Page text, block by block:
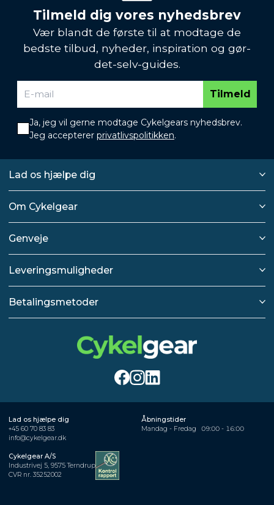
Tilmeld dig vores nyhedsbrev
Vær blandt de første til at modtage de
bedste tilbud, nyheder, inspiration og gør-
det-selv-guides.
Tilmeld
Ja, jeg vil gerne modtage Cykelgears nyhedsbrev.
Jeg accepterer privatlivspolitikken.
Lad os hjælpe dig
Om Cykelgear
Genveje
Leveringsmuligheder
Betalingsmetoder
Lad os hjælpe dig
+45 60 70 83 83
info@cykelgear.dk
Åbningstider
Mandag - Fredag
09:00 - 16:00
Cykelgear A/S
Industrivej 5, 9575 Terndrup
CVR nr. 35252002